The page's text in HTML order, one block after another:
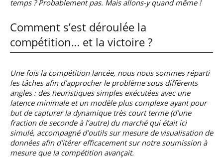
temps ? Probablement pas. Mais allons-y quand même !
Comment s’est déroulée la
compétition… et la victoire ?
Une fois la compétition lancée, nous nous sommes réparti
les tâches afin d’approcher le problème sous différents
angles : des heuristiques simples exécutées avec une
latence minimale et un modèle plus complexe ayant pour
but de capturer la dynamique très court terme (d’une
fraction de seconde à l’autre) du marché qui était ici
simulé, accompagné d’outils sur mesure de visualisation de
données afin d’itérer efficacement sur notre soumission à
mesure que la compétition avançait.